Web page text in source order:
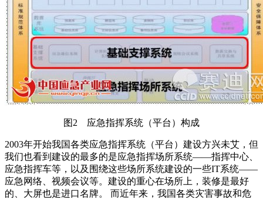
图2 应急指挥系统（平台）构成
2003年开始我国各类应急指挥系统（平台）建设方兴未艾，但
我们也看到建设的最多的是应急指挥场所系统――指挥中心、
应急指挥车等，以及围绕这些场所系统建设的一些IT系统――
应急网络、视频会议等。建设的重心在场所上，装修是最好
的、大屏也是进口名牌。 而近年来，我国各类灾害事故和危